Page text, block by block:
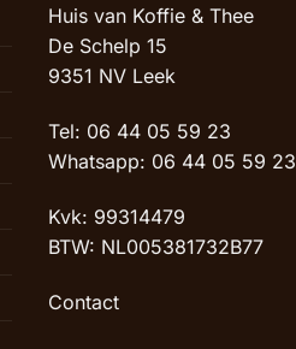
Huis van Koffie & Thee
De Schelp 15
9351 NV Leek
Tel: 06 44 05 59 23
Whatsapp: 06 44 05 59 23
Kvk: 99314479
BTW: NL005381732B77
Contact